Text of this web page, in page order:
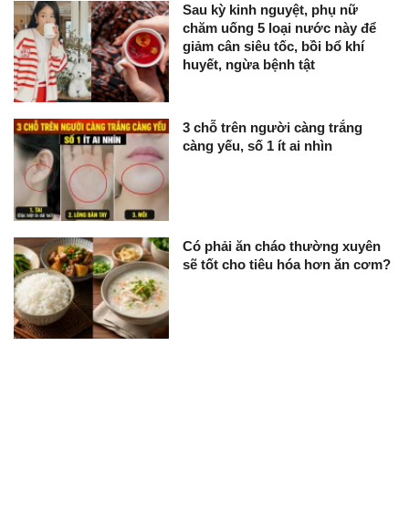
Sau kỳ kinh nguyệt, phụ nữ
chăm uống 5 loại nước này để
giảm cân siêu tốc, bồi bổ khí
huyết, ngừa bệnh tật
3 chỗ trên người càng trắng
càng yếu, số 1 ít ai nhìn
Có phải ăn cháo thường xuyên
sẽ tốt cho tiêu hóa hơn ăn cơm?